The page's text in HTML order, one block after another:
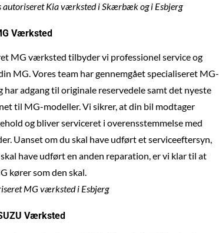
autoriseret Kia værksted i Skærbæk og i Esbjerg
Værksted
MG værksted tilbyder vi professionel service og
MG. Vores team har gennemgået specialiseret MG-
har adgang til originale reservedele samt det nyeste
til MG-modeller. Vi sikrer, at din bil modtager
og bliver serviceret i overensstemmelse med
Uanset om du skal have udført et serviceeftersyn,
have udført en anden reparation, er vi klar til at
kører som den skal.
MG værksted i Esbjerg
Værksted